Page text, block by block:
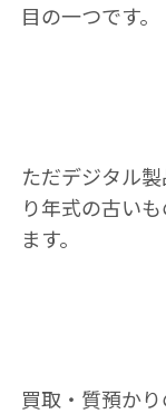
目の一つです。
ただデジタル
り年式の古い
ます。
買取・質預か